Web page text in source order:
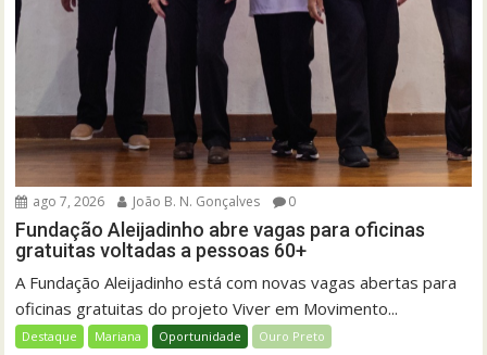
ago 7, 2026 João B. N. Gonçalves 0
Fundação Aleijadinho abre vagas para oficinas
gratuitas voltadas a pessoas 60+
A Fundação Aleijadinho está com novas vagas abertas para
oficinas gratuitas do projeto Viver em Movimento...
Destaque Mariana Oportunidade Ouro Preto